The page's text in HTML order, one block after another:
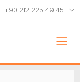
+90 212 225 49 45